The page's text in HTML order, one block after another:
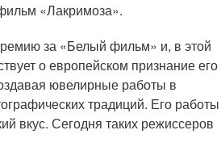
«Лакримоза».
за «Белый фильм» и, в этой
о европейском признание его
ювелирные работы в
традиций. Его работы
вкус. Сегодня таких режиссеров